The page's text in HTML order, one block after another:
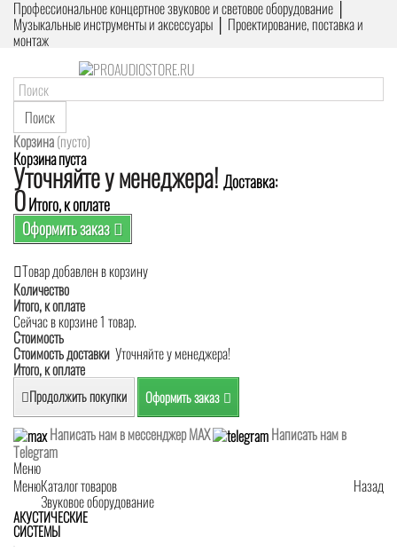
Профессиональное концертное звуковое и световое оборудование │
Музыкальные инструменты и аксессуары │ Проектирование, поставка и
монтаж
Поиск
Корзина(пусто)
Корзина пуста
Уточняйте у менеджера! Доставка:
0Итого, к оплате
Оформить заказ
Товар добавлен в корзину
Количество
Итого, к оплате
Сейчас в корзине 1 товар.
Стоимость
Стоимость доставки Уточняйте у менеджера!
Итого, к оплате
Продолжить покупки Оформить заказ
Написать нам в мессенджер MAX
Написать нам в
Telegram
Меню
Меню
Назад
Каталог товаров
Звуковое оборудование
АКУСТИЧЕСКИЕ
СИСТЕМЫ